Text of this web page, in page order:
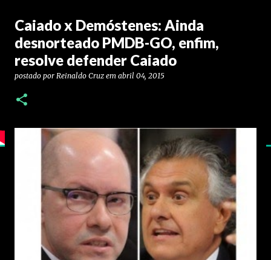
Caiado x Demóstenes: Ainda
desnorteado PMDB-GO, enfim,
resolve defender Caiado
postado por Reinaldo Cruz em abril 04, 2015